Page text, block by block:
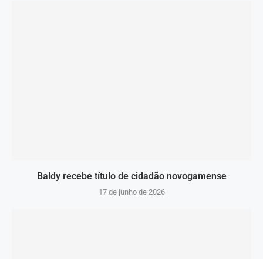
Baldy recebe título de cidadão novogamense
17 de junho de 2026